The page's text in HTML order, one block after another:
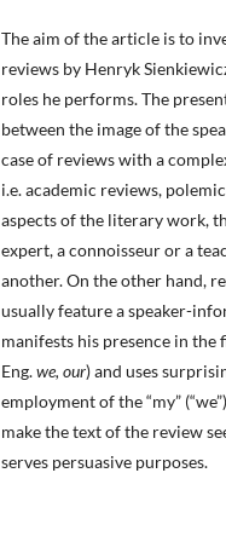
The aim of the article is to
reviews by Henryk
roles he performs. The
between the image of the
case of reviews with a
i.e. academic reviews,
aspects of the literary work,
expert, a connoisseur or a
another. On the other hand,
usually feature a speaker-
manifests his presence in
Eng.we, our) and uses
employment of the “my”
make the text of the review
serves persuasive purposes.